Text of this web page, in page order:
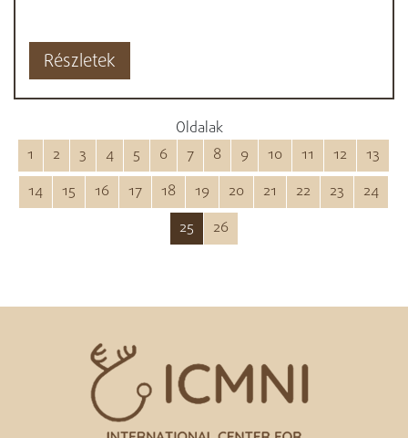
Részletek
Oldalak
1
2 3 4 5 6 7 8 9 10 11 12
13
14
15 16 17 18 19 20 21 22 23
24
25
26